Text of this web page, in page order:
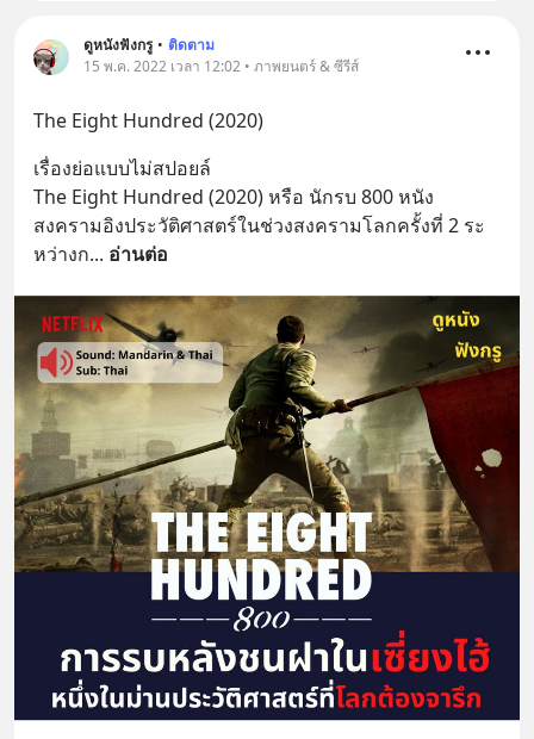
ดูหนังฟังกรู • ติดตาม
15 พ.ค. 2022 เวลา 12:02 • ภาพยนตร์ & ซีรีส์
The Eight Hundred (2020)
เรื่องย่อแบบไม่สปอยล์
The Eight Hundred (2020) หรือ นักรบ 800 หนัง
สงครามอิงประวัติศาสตร์ในช่วงสงครามโลกครั้งที่ 2 ระ
หว่างก... อ่านต่อ